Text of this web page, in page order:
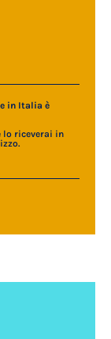
in Italia è
lo riceverai in